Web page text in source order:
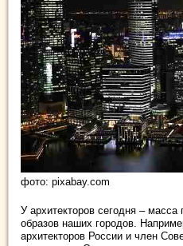
фото: pixabay.com
У архитекторов сегодня – масса
образов наших городов.
архитекторов России и член